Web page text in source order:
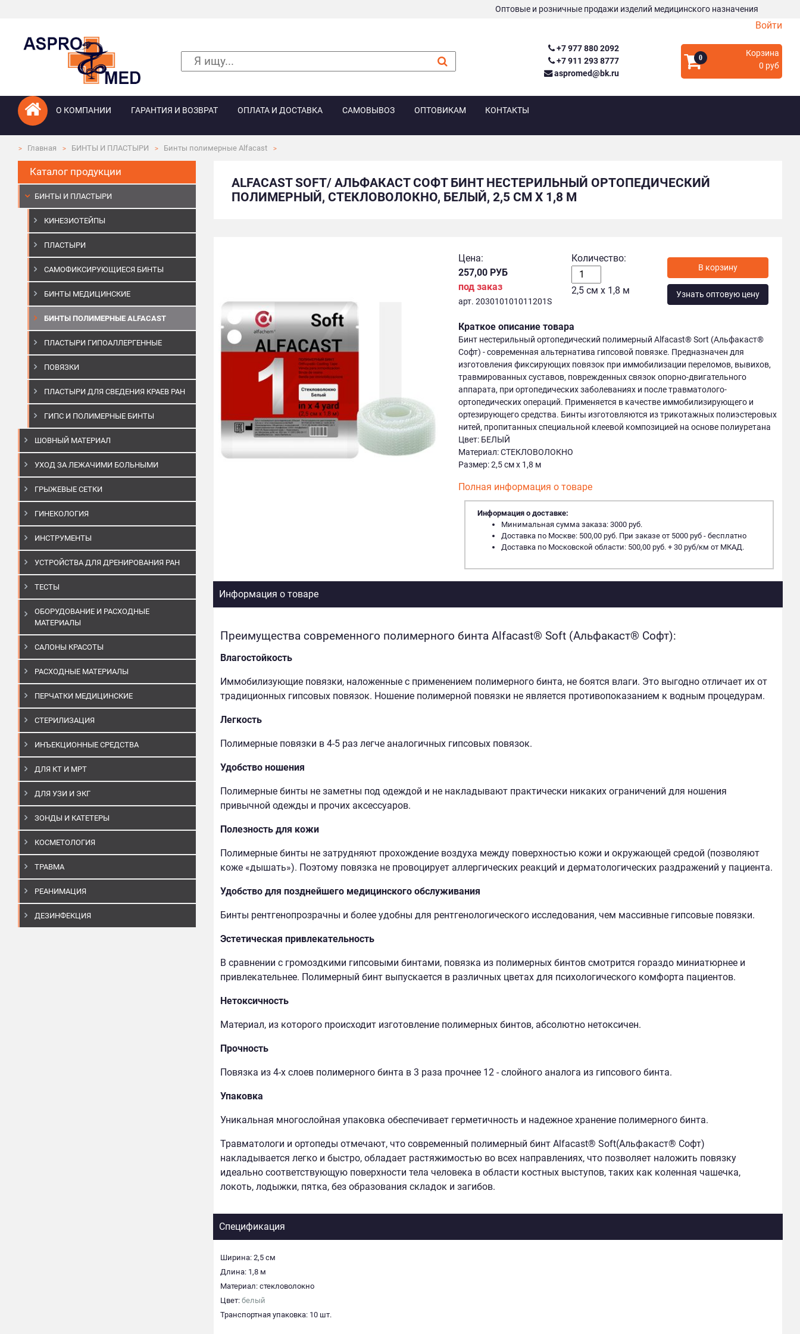
Оптовые и розничные продажи изделий медицинского назначения
Войти
+7 977 880 2092
+7 911 293 8777
aspromed@bk.ru
0
Корзина
0 руб
О КОМПАНИИ ГАРАНТИЯ И ВОЗВРАТ ОПЛАТА И ДОСТАВКА САМОВЫВОЗ ОПТОВИКАМ КОНТАКТЫ
Главная БИНТЫ И ПЛАСТЫРИ Бинты полимерные Alfacast
Каталог продукции
БИНТЫ И ПЛАСТЫРИ
КИНЕЗИОТЕЙПЫ
ПЛАСТЫРИ
САМОФИКСИРУЮЩИЕСЯ БИНТЫ
БИНТЫ МЕДИЦИНСКИЕ
БИНТЫ ПОЛИМЕРНЫЕ ALFACAST
ПЛАСТЫРИ ГИПОАЛЛЕРГЕННЫЕ
ПОВЯЗКИ
ПЛАСТЫРИ ДЛЯ СВЕДЕНИЯ КРАЕВ РАН
ГИПС И ПОЛИМЕРНЫЕ БИНТЫ
ШОВНЫЙ МАТЕРИАЛ
УХОД ЗА ЛЕЖАЧИМИ БОЛЬНЫМИ
ГРЫЖЕВЫЕ СЕТКИ
ГИНЕКОЛОГИЯ
ИНСТРУМЕНТЫ
УСТРОЙСТВА ДЛЯ ДРЕНИРОВАНИЯ РАН
ТЕСТЫ
ОБОРУДОВАНИЕ И РАСХОДНЫЕ
МАТЕРИАЛЫ
САЛОНЫ КРАСОТЫ
РАСХОДНЫЕ МАТЕРИАЛЫ
ПЕРЧАТКИ МЕДИЦИНСКИЕ
СТЕРИЛИЗАЦИЯ
ИНЪЕКЦИОННЫЕ СРЕДСТВА
ДЛЯ КТ И МРТ
ДЛЯ УЗИ И ЭКГ
ЗОНДЫ И КАТЕТЕРЫ
КОСМЕТОЛОГИЯ
ТРАВМА
РЕАНИМАЦИЯ
ДЕЗИНФЕКЦИЯ
ALFACAST SOFT/ АЛЬФАКАСТ СОФТ БИНТ НЕСТЕРИЛЬНЫЙ ОРТОПЕДИЧЕСКИЙ
ПОЛИМЕРНЫЙ, СТЕКЛОВОЛОКНО, БЕЛЫЙ, 2,5 СМ Х 1,8 М
Цена:
257,00 РУБ
под заказ
арт. 203010101011201S
Количество:
2,5 см х 1,8 м
В корзину
Узнать оптовую цену
Краткое описание товара
Бинт нестерильный ортопедический полимерный Alfacast® Sort (Альфакаст®
Софт) - современная альтернатива гипсовой повязке. Предназначен для
изготовления фиксирующих повязок при иммобилизации переломов, вывихов,
травмированных суставов, поврежденных связок опорно-двигательного
аппарата, при ортопедических заболеваниях и после травматолого-
ортопедических операций. Применяется в качестве иммобилизирующего и
ортезирующего средства. Бинты изготовляются из трикотажных полиэстеровых
нитей, пропитанных специальной клеевой композицией на основе полиуретана
Цвет: БЕЛЫЙ
Материал: СТЕКЛОВОЛОКНО
Размер: 2,5 см х 1,8 м
Полная информация о товаре
Информация о доставке:
Минимальная сумма заказа: 3000 руб.
Доставка по Москве: 500,00 руб. При заказе от 5000 руб - бесплатно
Доставка по Московской области: 500,00 руб. + 30 руб/км от МКАД.
Информация о товаре
Преимущества современного полимерного бинта Alfacast® Soft (Альфакаст® Софт):
Влагостойкость
Иммобилизующие повязки, наложенные с применением полимерного бинта, не боятся влаги. Это выгодно отличает их от
традиционных гипсовых повязок. Ношение полимерной повязки не является противопоказанием к водным процедурам.
Легкость
Полимерные повязки в 4-5 раз легче аналогичных гипсовых повязок.
Удобство ношения
Полимерные бинты не заметны под одеждой и не накладывают практически никаких ограничений для ношения
привычной одежды и прочих аксессуаров.
Полезность для кожи
Полимерные бинты не затрудняют прохождение воздуха между поверхностью кожи и окружающей средой (позволяют
коже «дышать»). Поэтому повязка не провоцирует аллергических реакций и дерматологических раздражений у пациента.
Удобство для позднейшего медицинского обслуживания
Бинты рентгенопрозрачны и более удобны для рентгенологического исследования, чем массивные гипсовые повязки.
Эстетическая привлекательность
В сравнении с громоздкими гипсовыми бинтами, повязка из полимерных бинтов смотрится гораздо миниатюрнее и
привлекательнее. Полимерный бинт выпускается в различных цветах для психологического комфорта пациентов.
Нетоксичность
Материал, из которого происходит изготовление полимерных бинтов, абсолютно нетоксичен.
Прочность
Повязка из 4-х слоев полимерного бинта в 3 раза прочнее 12 - слойного аналога из гипсового бинта.
Упаковка
Уникальная многослойная упаковка обеспечивает герметичность и надежное хранение полимерного бинта.
Травматологи и ортопеды отмечают, что современный полимерный бинт Alfacast® Soft(Альфакаст® Софт)
накладывается легко и быстро, обладает растяжимостью во всех направлениях, что позволяет наложить повязку
идеально соответствующую поверхности тела человека в области костных выступов, таких как коленная чашечка,
локоть, лодыжки, пятка, без образования складок и загибов.
Спецификация
Ширина: 2,5 см
Длина: 1,8 м
Материал: стекловолокно
Цвет: белый
Транспортная упаковка: 10 шт.